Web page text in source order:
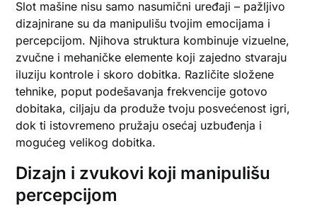
Slot mašine nisu samo nasumični uređaji – pažljivo
dizajnirane su da manipulišu tvojim emocijama i
percepcijom. Njihova struktura kombinuje vizuelne,
zvučne i mehaničke elemente koji zajedno stvaraju
iluziju kontrole i skoro dobitka. Različite složene
tehnike, poput podešavanja frekvencije gotovo
dobitaka, ciljaju da produže tvoju posvećenost igri,
dok ti istovremeno pružaju osećaj uzbuđenja i
mogućeg velikog dobitka.
Dizajn i zvukovi koji manipulišu
percepcijom